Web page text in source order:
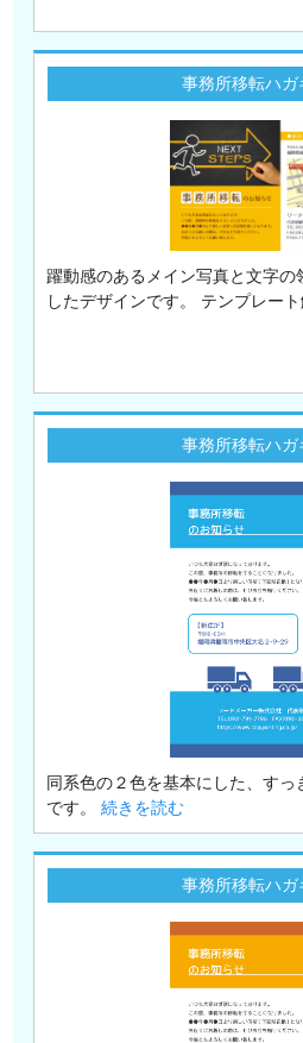
事務所移転ハガ
躍動感のあるメイン写真と文字
したデザインです。 テンプレー
事務所移転ハガ
同系色の２色を基本にした、すっ
です。続きを読む
事務所移転ハガ